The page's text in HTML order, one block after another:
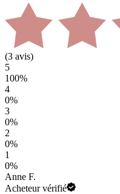
(3 avis)
5
100%
4
0%
3
0%
2
0%
1
0%
Anne F.
Acheteur vérifié